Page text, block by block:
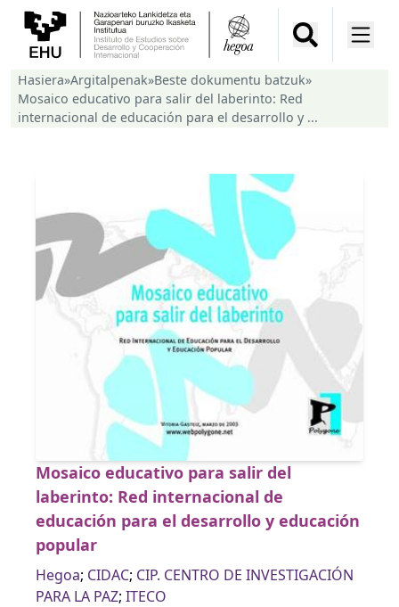
Hasiera»Argitalpenak»Beste dokumentu batzuk»
Mosaico educativo para salir del laberinto: Red
internacional de educación para el desarrollo y ...
Mosaico educativo para salir del
laberinto: Red internacional de
educación para el desarrollo y educación
popular
Hegoa; CIDAC; CIP. CENTRO DE INVESTIGACIÓN
PARA LA PAZ; ITECO